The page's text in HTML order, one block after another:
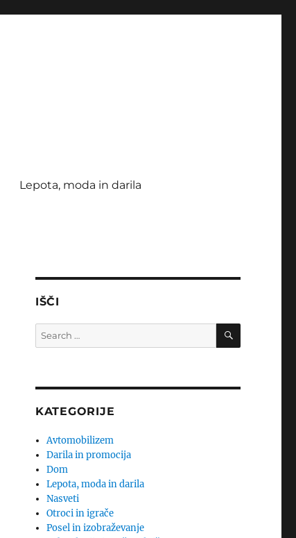
Lepota, moda in darila
IŠČI
Search
for:
SEARCH
KATEGORIJE
Avtomobilizem
Darila in promocija
Dom
Lepota, moda in darila
Nasveti
Otroci in igrače
Posel in izobraževanje